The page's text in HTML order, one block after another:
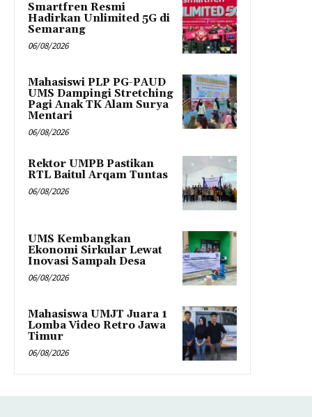
Smartfren Resmi
Hadirkan Unlimited 5G di
Semarang
06/08/2026
Mahasiswi PLP PG-PAUD
UMS Dampingi Stretching
Pagi Anak TK Alam Surya
Mentari
06/08/2026
Rektor UMPB Pastikan
RTL Baitul Arqam Tuntas
06/08/2026
UMS Kembangkan
Ekonomi Sirkular Lewat
Inovasi Sampah Desa
06/08/2026
Mahasiswa UMJT Juara 1
Lomba Video Retro Jawa
Timur
06/08/2026